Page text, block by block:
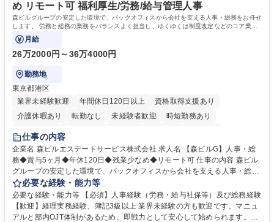
め リモート可 福利厚生/労務/給与管理人事
森ビルグループの安定した環境で、バックオフィスから会社を支える人事・総務をお任せ
します。 労務と総務の業務をバランスよく担当し、ゆくゆくは制度改定などのコア業務
にも挑戦できる、やりがいある環境です。
月給
26万2000円～36万4000円
勤務地
東京都港区
業界未経験歓迎
年間休日120日以上
資格取得支援あり
介護休暇あり
転勤なし 未経験者歓迎
時短勤務あり
経験者歓迎
完全週休2日制
交通費支給 長期歓迎 駅近5分以内 土日祝休み
仕事の内容
企業名 森ビルエステートサービス株式会社 求人名 【森ビルG】人事・総
務◆賞与5ヶ月◆年休120日◆残業少なめ◆リモート可 仕事の内容 森ビル
グループの安定した環境で、バックオフィスから会社を支える人事・総務
をお任せします。 労務と総務の業務をバランスよく担当し、ゆくゆくは制
度改定などのコア業務にも挑戦できる、やりがいある環境です。 ■勤怠管
理、給与計算、社会保険手続き、年末調整等の労務管理全般 ■入退社手続
き、社内規定の改定や人事制度改定などのコア業務 ■社内イベントの企画
必要な経験・能力等
必要な経験・能力等 【必須】人事経験（労務・給与社保等）及び総務経験
【歓迎】経理実務経験、簿記3級以上 業界未経験の方も歓迎です。マニュ
アルと部内OJT体制があるため、即戦力として安心して始められます。